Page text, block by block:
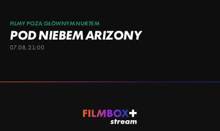
FILMY POZA GŁÓWNYM NURTEM
POD NIEBEM ARIZONY
07.08, 21:00